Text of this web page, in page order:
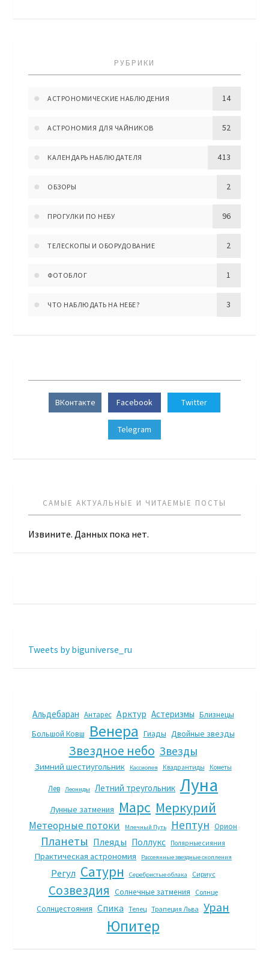
РУБРИКИ
АСТРОНОМИЧЕСКИЕ НАБЛЮДЕНИЯ 14
АСТРОНОМИЯ ДЛЯ ЧАЙНИКОВ 52
КАЛЕНДАРЬ НАБЛЮДАТЕЛЯ 413
ОБЗОРЫ 2
ПРОГУЛКИ ПО НЕБУ 96
ТЕЛЕСКОПЫ И ОБОРУДОВАНИЕ 2
ФОТОБЛОГ 1
ЧТО НАБЛЮДАТЬ НА НЕБЕ? 3
ВКонтакте Facebook Twitter
Telegram
САМЫЕ АКТУАЛЬНЫЕ И ЧИТАЕМЫЕ ПОСТЫ
Извините. Данных пока нет.
Tweets by biguniverse_ru
Альдебаран Антарес Арктур Астеризмы Близнецы
Большой Ковш
Венера Гиады Двойные звезды
Звездное небо Звезды
Зимний шестиугольник Кассиопея Квадрантиды Кометы
Лев Леониды Летний треугольник Луна
Лунные затмения Марс Меркурий
Метеорные потоки Млечный Путь Нептун Орион
Планеты Плеяды Поллукс Полярные сияния
Практическая астрономия Рассеянные звездные скопления
Регул Сатурн Серебристые облака Сириус
Созвездия Солнечные затмения Солнце
Солнцестояния Спика Телец Трапеция Льва Уран
Юпитер